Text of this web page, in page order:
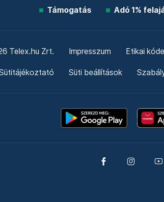
Támogatás Adó 1%
Telex.hu Zrt. Impresszum Etikai
Süti beállítások